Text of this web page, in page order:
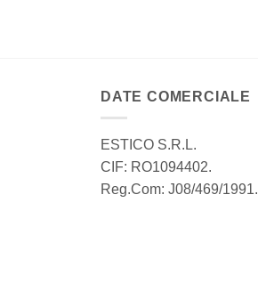
DATE COMERCIALE
ESTICO S.R.L.
CIF: RO1094402.
Reg.Com: J08/469/1991.